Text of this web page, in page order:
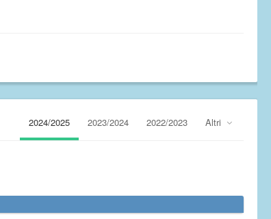
2024/2025 2023/2024 2022/2023 Altri